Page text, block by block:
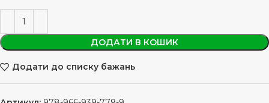
ДОДАТИ В КОШИК
Додати до списку бажань